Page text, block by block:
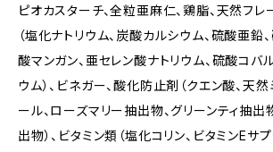
ピオカスターチ、全粒亜麻仁、鶏脂、天然フレ
（塩化ナトリウム、炭酸カルシウム、硫酸亜鉛
酸マンガン、亜セレン酸ナトリウム、硫酸コバ
ウム）、ビネガー、酸化防止剤（クエン酸、天
ール、ローズマリー抽出物、グリーンティ抽出
出物）、ビタミン類（塩化コリン、ビタミンEサ